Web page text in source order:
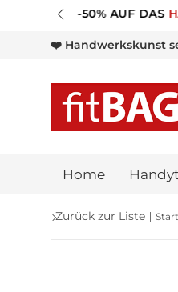
❤️ Handwerkskunst
Home
Zurück zur Liste